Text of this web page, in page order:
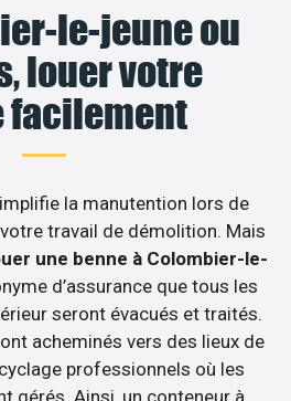
le-jeune ou
louer votre
facilement
la manutention lors de
travail de démolition. Mais
une benne à Colombier-le-
d’assurance que tous les
seront évacués et traités.
acheminés vers des lieux de
professionnels où les
gérés. Ainsi, un conteneur à